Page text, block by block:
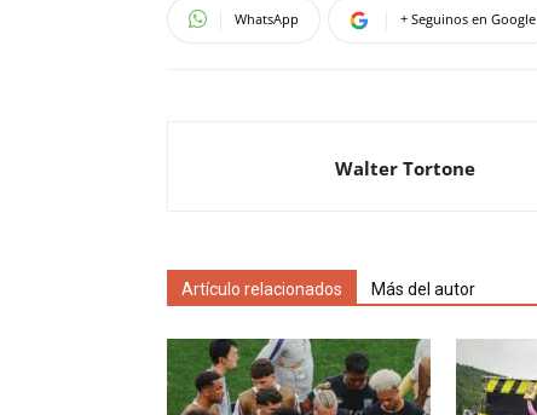
WhatsApp + Seguinos en Google
Walter Tortone
Artículo relacionados Más del autor